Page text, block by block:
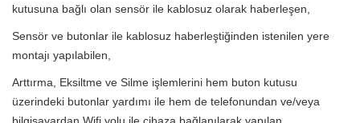
kutusuna bağlı olan sensör ile kablosuz olarak haberleşen,
Sensör ve butonlar ile kablosuz haberleştiğinden istenilen yere
montajı yapılabilen,
Arttırma, Eksiltme ve Silme işlemlerini hem buton kutusu
üzerindeki butonlar yardımı ile hem de telefonundan ve/veya
bilgisayardan Wifi yolu ile cihaza bağlanılarak yapılan,